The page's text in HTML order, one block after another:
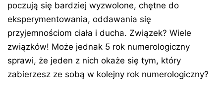
poczują się bardziej wyzwolone, chętne do
eksperymentowania, oddawania się
przyjemnościom ciała i ducha. Związek? Wiele
związków! Może jednak 5 rok numerologiczny
sprawi, że jeden z nich okaże się tym, który
zabierzesz ze sobą w kolejny rok numerologiczny?